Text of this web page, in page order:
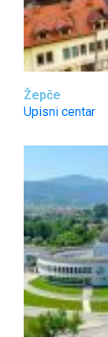
Žepče
Upisni centar